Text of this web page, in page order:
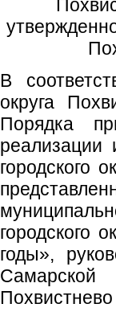
В
округа
Порядка
реализации
городского
городского
годы»,
Похвистнево